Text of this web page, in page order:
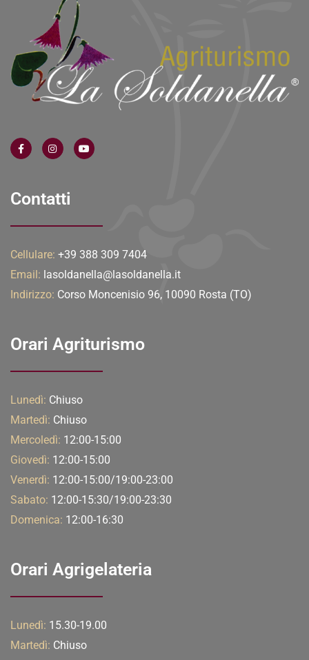
Contatti
Cellulare: +39 388 309 7404
Email: lasoldanella@lasoldanella.it
Indirizzo: Corso Moncenisio 96, 10090 Rosta (TO)
Orari Agriturismo
Lunedì: Chiuso
Martedì: Chiuso
Mercoledì: 12:00-15:00
Giovedì: 12:00-15:00
Venerdì: 12:00-15:00/19:00-23:00
Sabato: 12:00-15:30/19:00-23:30
Domenica: 12:00-16:30
Orari Agrigelateria
Lunedì: 15.30-19.00
Martedì: Chiuso